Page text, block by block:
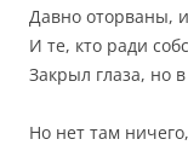
Давно оторваны,
И те, кто ради
Закрыл глаза, но
Но нет там